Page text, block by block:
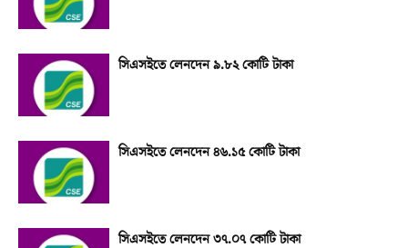
সিএসইতে লেনদেন ৯.৮২ কোটি টাকা
সিএসইতে লেনদেন ৪৬.১৫ কোটি টাকা
সিএসইতে লেনদেন ৩৭.০৭ কোটি টাকা